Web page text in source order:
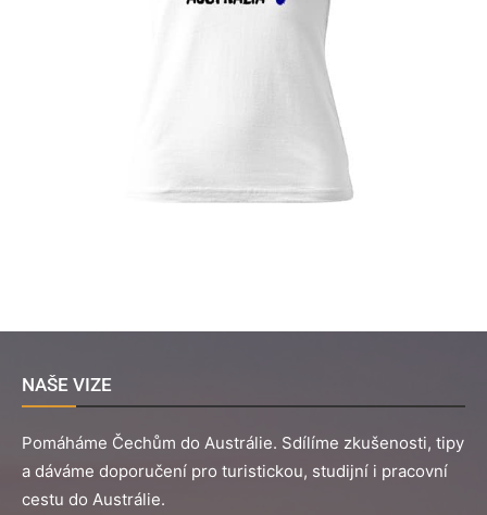
NAŠE VIZE
Pomáháme Čechům do Austrálie. Sdílíme zkušenosti, tipy
a dáváme doporučení pro turistickou, studijní i pracovní
cestu do Austrálie.